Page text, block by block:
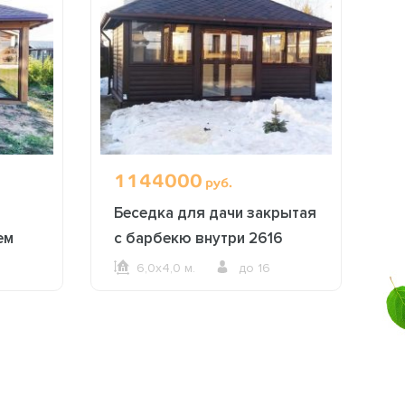
1144000 руб.
Беседка для дачи закрытая
с барбекю внутри 2616
6,0х4,0 м. до 16